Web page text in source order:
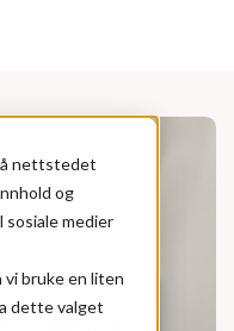
nettstedet
og
medier
vi bruke en liten
dette valget